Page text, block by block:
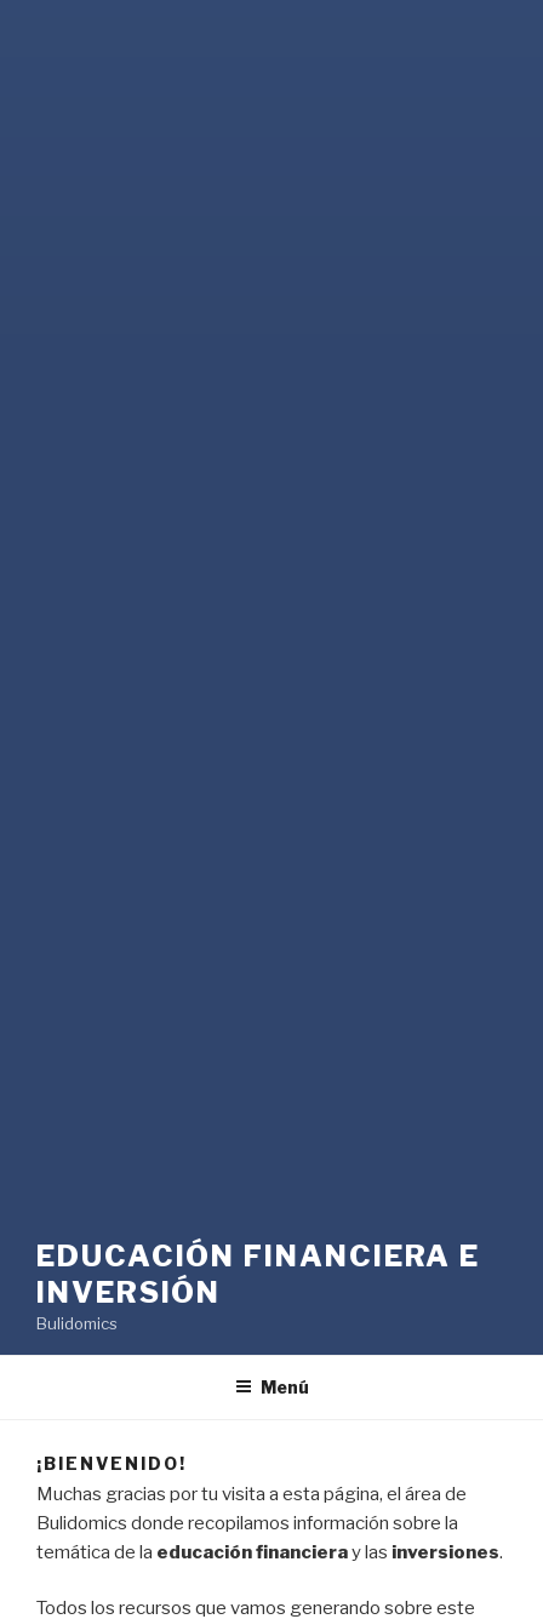
EDUCACIÓN FINANCIERA E
INVERSIÓN
Bulidomics
Menú
¡BIENVENIDO!
Muchas gracias por tu visita a esta página, el área de
Bulidomics donde recopilamos información sobre la
temática de la educación financieray las inversiones.
Todos los recursos que vamos generando sobre este